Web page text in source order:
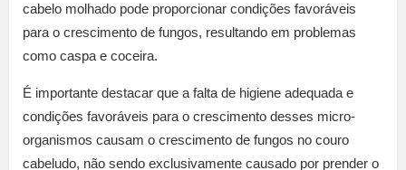
cabelo molhado pode proporcionar condições favoráveis
para o crescimento de fungos, resultando em problemas
como caspa e coceira.
É importante destacar que a falta de higiene adequada e
condições favoráveis para o crescimento desses micro-
organismos causam o crescimento de fungos no couro
cabeludo, não sendo exclusivamente causado por prender o